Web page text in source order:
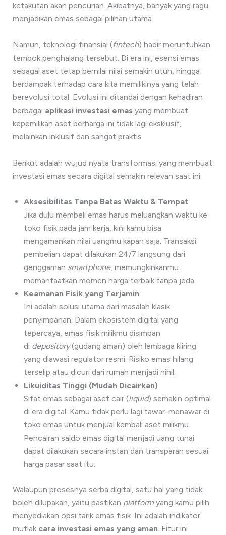
ketakutan akan pencurian. Akibatnya, banyak yang ragu
menjadikan emas sebagai pilihan utama.
Namun, teknologi finansial (fintech) hadir meruntuhkan
tembok penghalang tersebut. Di era ini, esensi emas
sebagai aset tetap bernilai nilai semakin utuh, hingga
berdampak terhadap cara kita memilikinya yang telah
berevolusi total. Evolusi ini ditandai dengan kehadiran
berbagai aplikasi investasi emas yang membuat
kepemilikan aset berharga ini tidak lagi eksklusif,
melainkan inklusif dan sangat praktis
Berikut adalah wujud nyata transformasi yang membuat
investasi emas secara digital semakin relevan saat ini:
Aksesibilitas Tanpa Batas Waktu & Tempat
Jika dulu membeli emas harus meluangkan waktu ke
toko fisik pada jam kerja, kini kamu bisa
mengamankan nilai uangmu kapan saja. Transaksi
pembelian dapat dilakukan 24/7 langsung dari
genggaman smartphone, memungkinkanmu
memanfaatkan momen harga terbaik tanpa jeda.
Keamanan Fisik yang Terjamin
Ini adalah solusi utama dari masalah klasik
penyimpanan. Dalam ekosistem digital yang
tepercaya, emas fisik milikmu disimpan
di depository(gudang aman) oleh lembaga kliring
yang diawasi regulator resmi. Risiko emas hilang
terselip atau dicuri dari rumah menjadi nihil.
Likuiditas Tinggi (Mudah Dicairkan)
Sifat emas sebagai aset cair (liquid) semakin optimal
di era digital. Kamu tidak perlu lagi tawar-menawar di
toko emas untuk menjual kembali aset milikmu.
Pencairan saldo emas digital menjadi uang tunai
dapat dilakukan secara instan dan transparan sesuai
harga pasar saat itu.
Walaupun prosesnya serba digital, satu hal yang tidak
boleh dilupakan, yaitu pastikan platformyang kamu pilih
menyediakan opsi tarik emas fisik. Ini adalah indikator
mutlak cara investasi emas yang aman. Fitur ini